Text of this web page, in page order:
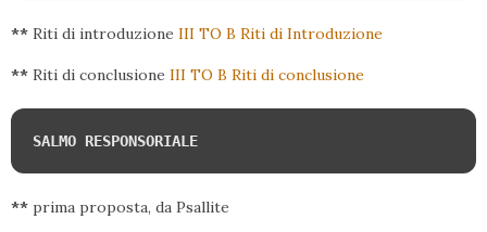
** Riti di introduzione III TO B Riti di Introduzione
** Riti di conclusione III TO B Riti di conclusione
SALMO RESPONSORIALE
** prima proposta, da Psallite